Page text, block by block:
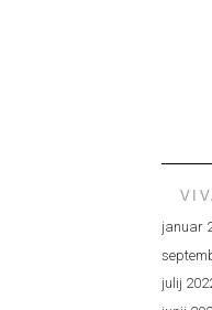
januar
julij